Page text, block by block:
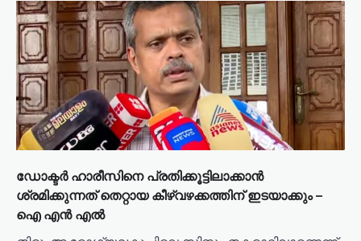
ഡോക്ടർ ഹാരീസിനെ പ്രതിക്കൂട്ടിലാക്കാൻ
ശ്രമിക്കുന്നത് തെറ്റായ കീഴ്‌വഴക്കത്തിന് ഇടയാക്കും –
ഐ എൻ എൽ